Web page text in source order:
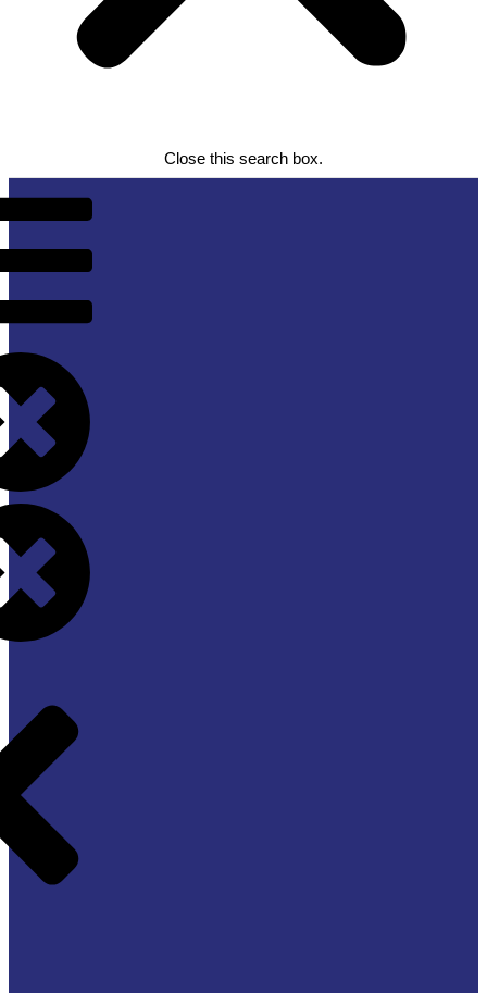
Close this search box.